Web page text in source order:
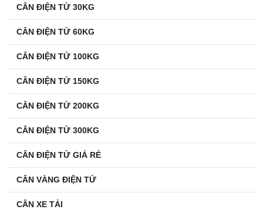
CÂN ĐIỆN TỬ 30KG
CÂN ĐIỆN TỬ 60KG
CÂN ĐIỆN TỬ 100KG
CÂN ĐIỆN TỬ 150KG
CÂN ĐIỆN TỬ 200KG
CÂN ĐIỆN TỬ 300KG
CÂN ĐIỆN TỬ GIÁ RẺ
CÂN VÀNG ĐIỆN TỬ
CÂN XE TẢI